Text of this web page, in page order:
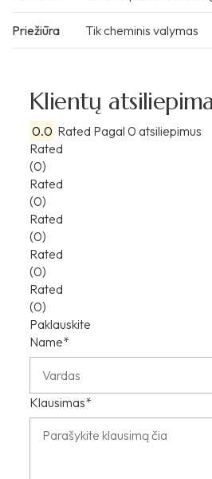
Priežiūra Tik cheminis valymas
Klientų
0.0 Rated Pagal 0 atsiliepimus
Rated
(0)
Rated
(0)
Rated
(0)
Rated
(0)
Rated
(0)
Paklauskite
Name*
Klausimas*